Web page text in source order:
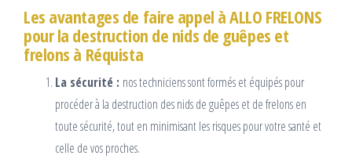
Les avantages de faire appel à ALLO FRELONS
pour la destruction de nids de guêpes et
frelons à Réquista
La sécurité : nos techniciens sont formés et équipés pour
procéder à la destruction des nids de guêpes et de frelons en
toute sécurité, tout en minimisant les risques pour votre santé et
celle de vos proches.